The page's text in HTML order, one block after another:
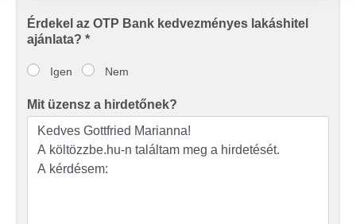
adatait, akik kombinálhatják az adatokat más olyan
adatokkal, amelyeket Ön adott meg számukra vagy az
Érdekel az OTP Bank kedvezményes lakáshitel
ajánlata? *
Igen Nem
Mit üzensz a hirdetőnek?